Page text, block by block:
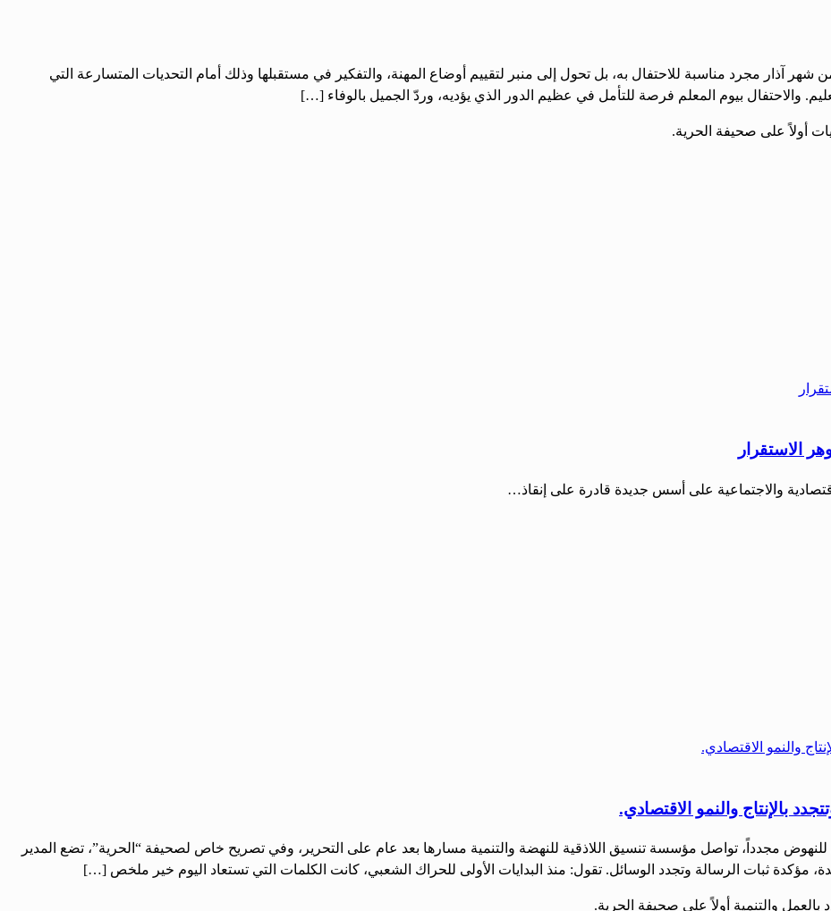
شهر آذار مجرد مناسبة للاحتفال به، بل تحول إلى منبر لتقييم أوضاع المهنة، والتفكير في مستقبلها وذلك أمام التحديات المتسارعة التي
والاحتفال بيوم المعلم فرصة للتأمل في عظيم الدور الذي يؤديه، وردّ الجميل بالوفاء […]
أولاً على صحيفة الحرية.
الاستقرار
والاجتماعية على أسس جديدة قادرة على إنقاذ…
بالإنتاج والنمو الاقتصادي.
مجدداً، تواصل مؤسسة تنسيق اللاذقية للنهضة والتنمية مسارها بعد عام على التحرير، وفي تصريح خاص لصحيفة “الحرية”، تضع المدير
مؤكدة ثبات الرسالة وتجدد الوسائل. تقول: منذ البدايات الأولى للحراك الشعبي، كانت الكلمات التي تستعاد اليوم خير ملخص […]
والتنمية أولاً على صحيفة الحرية.